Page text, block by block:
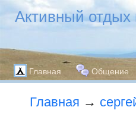
Активный отдых
Главная Общение
Главная →